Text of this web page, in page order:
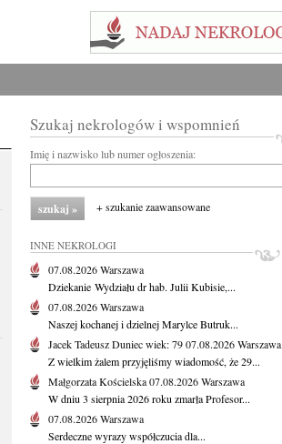
Szukaj nekrologów i wspomnień
Imię i nazwisko lub numer ogłoszenia:
+ szukanie zaawansowane
INNE NEKROLOGI
07.08.2026Warszawa
Dziekanie Wydziału dr hab. Julii Kubisie,...
07.08.2026Warszawa
Naszej kochanej i dzielnej Marylce Butruk...
Jacek Tadeusz Duniecwiek: 7907.08.2026Warszawa
Z wielkim żalem przyjęliśmy wiadomość, że 29...
Małgorzata Kościelska07.08.2026Warszawa
W dniu 3 sierpnia 2026 roku zmarła Profesor...
07.08.2026Warszawa
Serdeczne wyrazy współczucia dla...